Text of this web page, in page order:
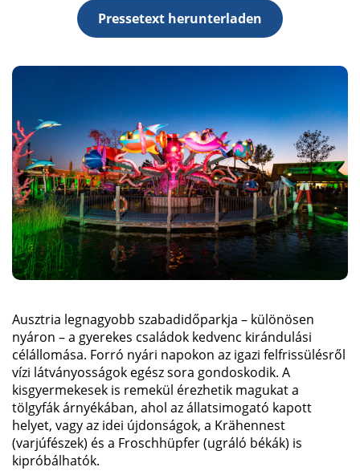
Pressetext herunterladen
Ausztria legnagyobb szabadidőparkja – különösen
nyáron – a gyerekes családok kedvenc kirándulási
célállomása. Forró nyári napokon az igazi felfrissülésről
vízi látványosságok egész sora gondoskodik. A
kisgyermekesek is remekül érezhetik magukat a
tölgyfák árnyékában, ahol az állatsimogató kapott
helyet, vagy az idei újdonságok, a Krähennest
(varjúfészek) és a Froschhüpfer (ugráló békák) is
kipróbálhatók.